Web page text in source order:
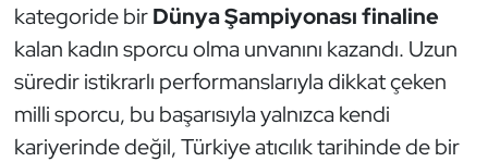
kategoride birDünya Şampiyonası finaline
kalan kadın sporcu olma unvanını kazandı. Uzun
süredir istikrarlı performanslarıyla dikkat çeken
milli sporcu, bu başarısıyla yalnızca kendi
kariyerinde değil, Türkiye atıcılık tarihinde de bir
Golf
Güreş
Halter